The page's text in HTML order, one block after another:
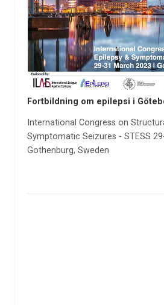
Fortbildning om epilepsi i
International Congress on
Symptomatic Seizures - STESS
Gothenburg, Sweden